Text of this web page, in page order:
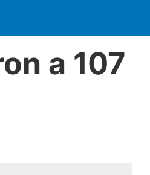
a 107